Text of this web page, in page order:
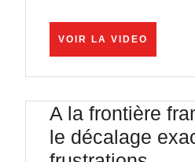
VOIR LA VIDEO
A la frontière
le décalage